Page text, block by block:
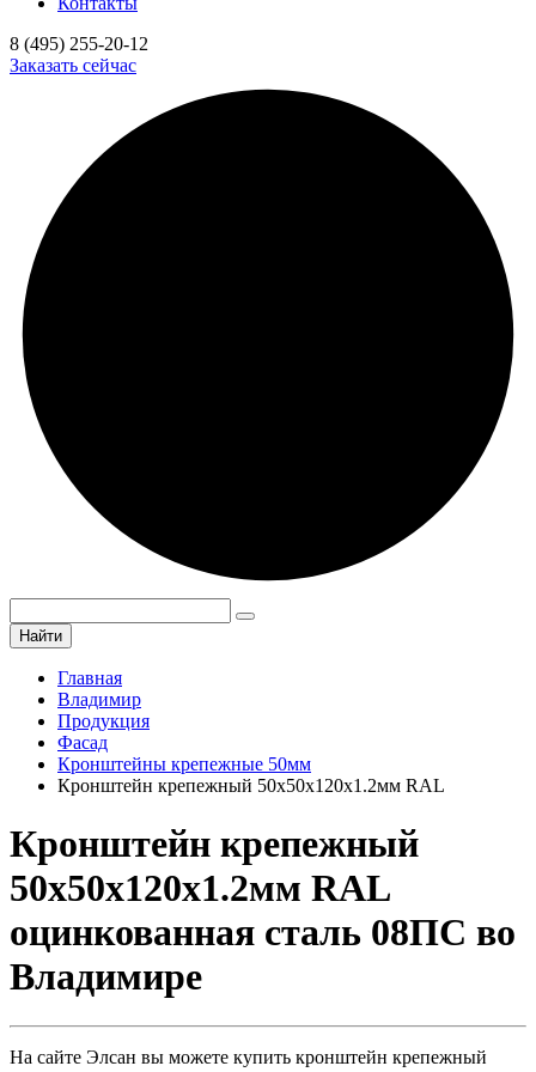
8 (495) 255-20-12
Заказать сейчас
Найти
Главная
Владимир
Продукция
Фасад
Кронштейны крепежные 50мм
Кронштейн крепежный 50х50х120х1.2мм RAL
Кронштейн крепежный
50х50х120х1.2мм RAL
оцинкованная сталь 08ПС во
Владимире
На сайте Элсан вы можете купить кронштейн крепежный